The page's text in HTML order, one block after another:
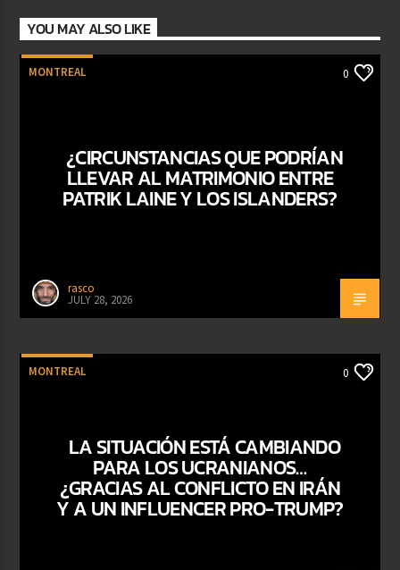
YOU MAY ALSO LIKE
MONTREAL 0
¿CIRCUNSTANCIAS QUE PODRÍAN
LLEVAR AL MATRIMONIO ENTRE
PATRIK LAINE Y LOS ISLANDERS?
rasco
JULY 28, 2026
MONTREAL 0
LA SITUACIÓN ESTÁ CAMBIANDO
PARA LOS UCRANIANOS…
¿GRACIAS AL CONFLICTO EN IRÁN
Y A UN INFLUENCER PRO-TRUMP?